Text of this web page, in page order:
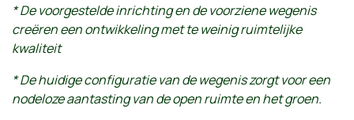
* De voorgestelde inrichting en de voorziene wegenis
creëren een ontwikkeling met te weinig ruimtelijke
kwaliteit
* De huidige configuratie van de wegenis zorgt voor een
nodeloze aantasting van de open ruimte en het groen.